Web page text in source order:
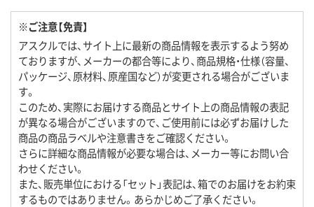
※ご注意【免責】
アスクルでは、サイト上に最新の商品情報を表示するよう努め
ておりますが、メーカーの都合等により、商品規格・仕様（容量、
パッケージ、原材料、原産国など）が変更される場合がございま
す。
このため、実際にお届けする商品とサイト上の商品情報の表記
が異なる場合がございますので、ご使用前には必ずお届けした
商品の商品ラベルや注意書きをご確認ください。
さらに詳細な商品情報が必要な場合は、メーカー等にお問い合
わせください。
また、販売単位における「セット」表記は、箱でのお届けをお約束
するものではありません。あらかじめご了承ください。